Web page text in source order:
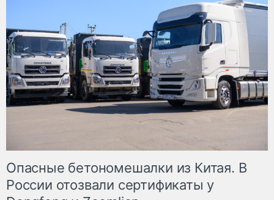
Опасные бетономешалки из Китая. В
России отозвали сертификаты у